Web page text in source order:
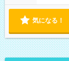
気になる！